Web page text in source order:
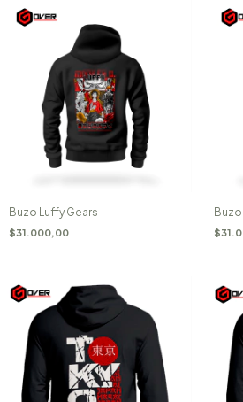
Buzo Luffy Gears
$31.000,00